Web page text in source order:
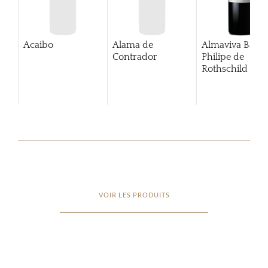
Acaibo
Alama de
Contrador
Almaviva
Philipe de
Rothschild
VOIR LES PRODUITS